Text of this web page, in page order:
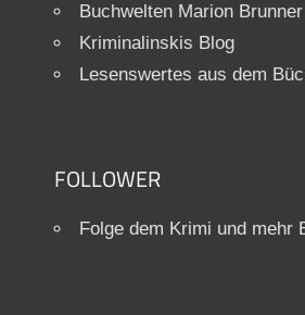
Buchwelten Marion Brunner
Kriminalinskis Blog
Lesenswertes aus dem
FOLLOWER
Folge dem Krimi und mehr